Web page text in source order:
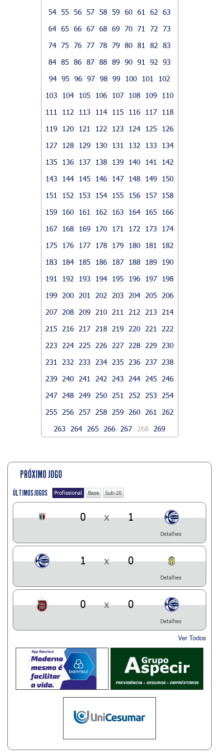
54 55 56 57 58 59 60 61 62
63
64 65 66 67 68 69 70 71 72
73
74 75 76 77 78 79 80 81 82
83
84 85 86 87 88 89 90 91 92
93
94 95 96 97 98 99 100 101
102
103
104 105 106 107 108 109
110
111
112 113 114 115 116 117
118
119
120 121 122 123 124 125
126
127
128 129 130 131 132 133
134
135
136 137 138 139 140 141
142
143
144 145 146 147 148 149
150
151
152 153 154 155 156 157
158
159
160 161 162 163 164 165
166
167
168 169 170 171 172 173
174
175
176 177 178 179 180 181
182
183
184 185 186 187 188 189
190
191
192 193 194 195 196 197
198
199
200 201 202 203 204 205
206
207
208 209 210 211 212 213
214
215
216 217 218 219 220 221
222
223
224 225 226 227 228 229
230
231
232 233 234 235 236 237
238
239
240 241 242 243 244 245
246
247
248 249 250 251 252 253
254
255
256 257 258 259 260 261
262
263
264 265 266 267 268 269
PRÓXIMO JOGO
ÚLTIMOS JOGOS Profissional Base Sub-20
0 x 1
Detalhes
1 x 0
Detalhes
0 x 0
Detalhes
Ver Todos